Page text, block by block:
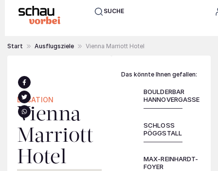
SUCHE
Start Ausflugsziele Vienna Marriott Hotel
LOCATION
Vienna
Marriott
Hotel
Das könnte Ihnen gefallen:
BOULDERBAR
HANNOVERGASSE
SCHLOSS
PÖGGSTALL
MAX-REINHARDT-
FOYER